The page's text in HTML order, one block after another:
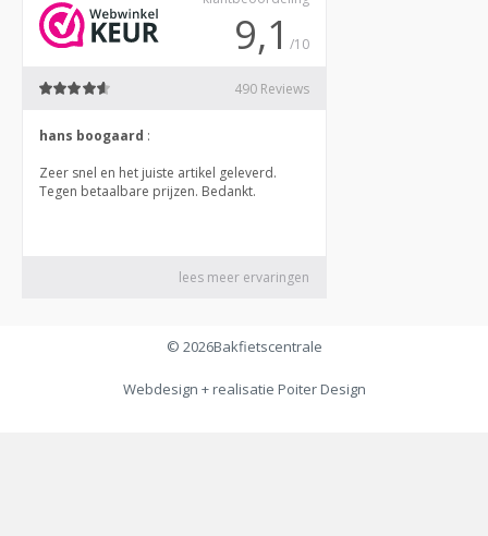
© 2026Bakfietscentrale
Webdesign + realisatie Poiter Design